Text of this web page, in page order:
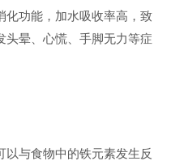
功能，加水吸收率高，致
头晕、心慌、手脚无力等症
与食物中的铁元素发生反